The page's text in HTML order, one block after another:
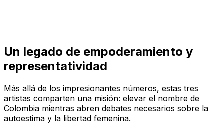
Un legado de empoderamiento y
representatividad
Más allá de los impresionantes números, estas tres
artistas comparten una misión: elevar el nombre de
Colombia mientras abren debates necesarios sobre la
autoestima y la libertad femenina.